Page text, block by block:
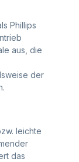
Phillips
aus, die
der
leichte
das